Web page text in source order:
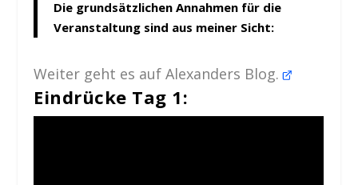
Die grundsätzlichen Annahmen für die
Veranstaltung sind aus meiner Sicht:
Weiter geht es auf Alexanders Blog.
Eindrücke Tag 1: